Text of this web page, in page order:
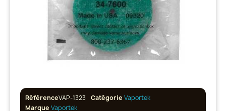
RéférenceVAP-1323 Catégorie Vaportek
Marque Vaportek